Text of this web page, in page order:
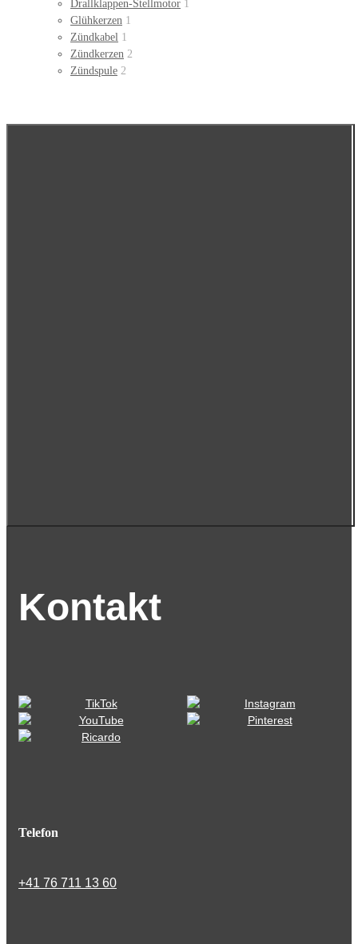
Drallklappen-Stellmotor 1
Glühkerzen 1
Zündkabel 1
Zündkerzen 2
Zündspule 2
Kontakt
Telefon
+41 76 711 13 60